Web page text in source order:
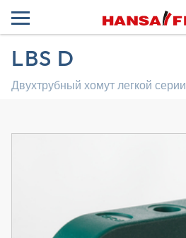
LBS D
Двухтрубный хомут легкой серии